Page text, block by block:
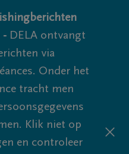
- DELA ontvangt
via
Onder het
tracht men
Klik niet op
en controleer